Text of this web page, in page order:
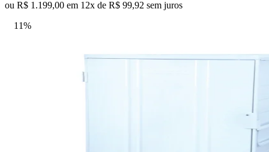
ou R$ 1.199,00 em 12x de R$ 99,92 sem juros
11%